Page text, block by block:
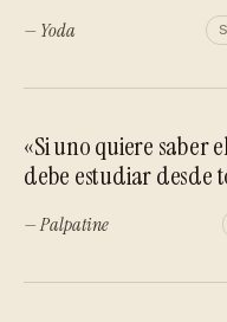
— Yoda
«Si uno quiere saber
debe estudiar desde
— Palpatine